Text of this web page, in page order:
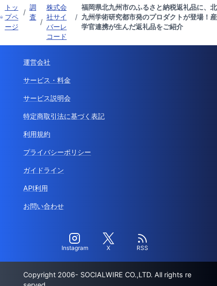
トッ
プペ
ージ
/
調
査
/
株式会
社サイ
バーレ
コード
/
福岡県北九州市のふるさと納税返礼品に、北
九州学術研究都市発のプロダクトが登場！産
学官連携が生んだ返礼品をご紹介
運営会社
サービス・料金
サービス説明会
特定商取引法に基づく表記
利用規約
プライバシーポリシー
ガイドライン
API利用
お問い合わせ
Instagram X RSS
Copyright 2006- SOCIALWIRE CO.,LTD. All rights re